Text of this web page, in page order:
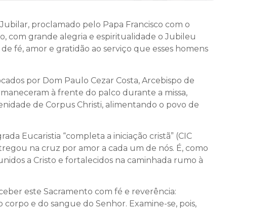
proclamado pelo Papa Francisco com o
com grande alegria e espiritualidade o Jubileu
fé, amor e gratidão ao serviço que esses homens
por Dom Paulo Cezar Costa, Arcebispo de
à frente do palco durante a missa,
de Corpus Christi, alimentando o povo de
Eucaristia “completa a iniciação cristã” (CIC
na cruz por amor a cada um de nós. É, como
a Cristo e fortalecidos na caminhada rumo à
este Sacramento com fé e reverência:
e do sangue do Senhor. Examine-se, pois,